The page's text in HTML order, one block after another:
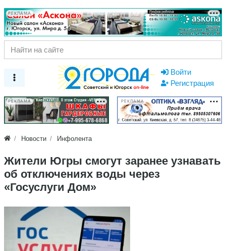
РЕКЛАМА
Войти
Регистрация
РЕКЛАМА РЕКЛАМА
Новости Инфолента
Жители Югры смогут заранее узнавать
об отключениях воды через
«Госуслуги Дом»